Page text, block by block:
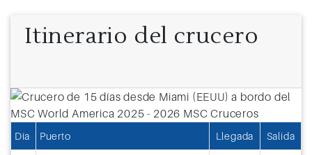
Itinerario del crucero
Día Puerto Llegada Salida